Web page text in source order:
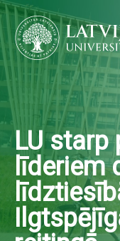
LU starp
līderiem